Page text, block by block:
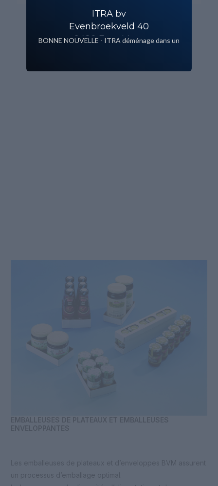
EMBALLEUSES DE PLATEAUX ET EMBALLEUSES
ENVELOPPANTES
Les emballeuses de plateaux et d’enveloppes BVM assurent
un processus d’emballage optimal.
ITRA bv
Evenbroekveld 40
9420 Erpe Mere
BONNE NOUVELLE - ITRA déménage dans un